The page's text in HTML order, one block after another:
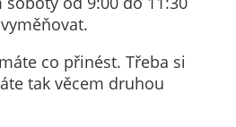
co přinést. Třeba si
tak věcem druhou
a našich
reklamních
kampaní.
Jejich pomocí